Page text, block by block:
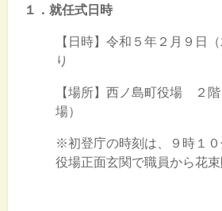
１．就任式日時
【日時】令和５年２月９日
り
【場所】西ノ島町役場 ２
場）
※初登庁の時刻は、９時１
役場正面玄関で職員から花束